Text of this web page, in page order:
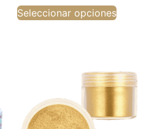
Seleccionar opciones